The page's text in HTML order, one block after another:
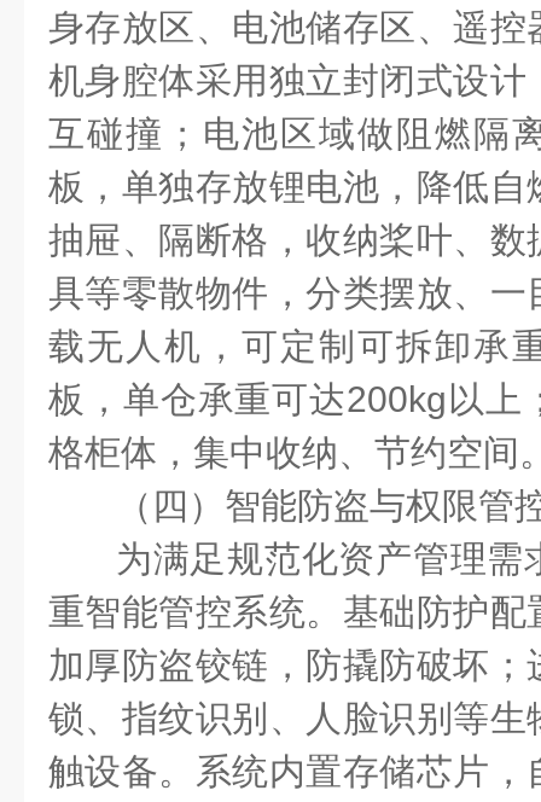
身存放区、电池储存区、遥
机身腔体采用独立封闭式设
互碰撞；电池区域做阻燃隔
板，单独存放锂电池，降低
抽屉、隔断格，收纳桨叶、
具等零散物件，分类摆放、
载无人机，可定制可拆卸承
板，单仓承重可达200kg 以上
格柜体，集中收纳、节约空间
（四）智能防盗与权限管
为满足规范化资产管理需
重智能管控系统。基础防护
加厚防盗铰链，防撬防破坏
锁、指纹识别、人脸识别等
触设备。系统内置存储芯片